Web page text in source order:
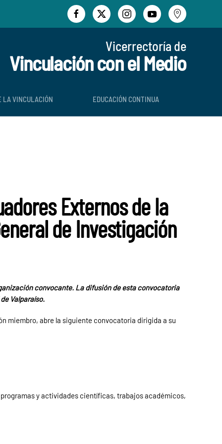
Vicerrectoría de
Vinculación con el Medio
LA VINCULACIÓN EDUCACIÓN CONTINUA
Externos de la
de Investigación
convocante. La difusión de esta convocatoria
Valparaíso.
miembro, abre la siguiente convocatoria dirigida a su
y actividades científicas, trabajos académicos,